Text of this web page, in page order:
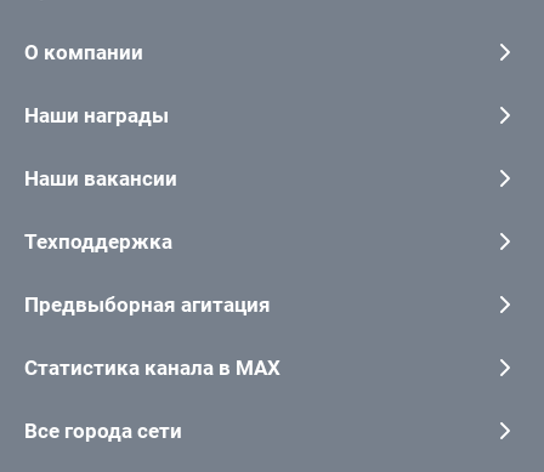
О компании
Наши награды
Наши вакансии
Техподдержка
Предвыборная агитация
Статистика канала в MAX
Все города сети